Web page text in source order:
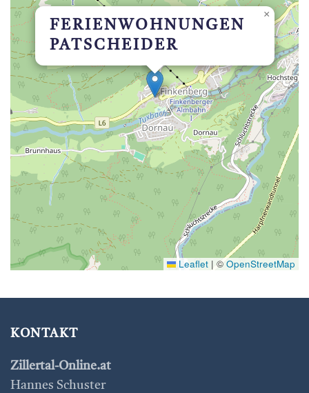
FERIENWOHNUNGEN
PATSCHEIDER
×
Leaflet |©OpenStreetMap
KONTAKT
Zillertal-Online.at
Hannes Schuster